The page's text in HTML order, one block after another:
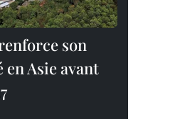
son
Asie avant